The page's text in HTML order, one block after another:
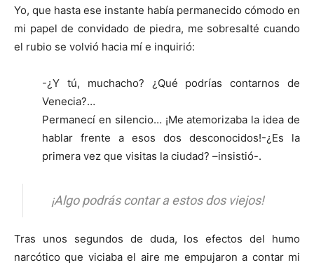
Yo, que hasta ese instante había permanecido cómodo en
mi papel de convidado de piedra, me sobresalté cuando
el rubio se volvió hacia mí e inquirió:
-¿Y tú, muchacho? ¿Qué podrías contarnos de
Venecia?…
Permanecí en silencio… ¡Me atemorizaba la idea de
hablar frente a esos dos desconocidos!-¿Es la
primera vez que visitas la ciudad? –insistió-.
¡Algo podrás contar a estos dos viejos!
Tras unos segundos de duda, los efectos del humo
narcótico que viciaba el aire me empujaron a contar mi